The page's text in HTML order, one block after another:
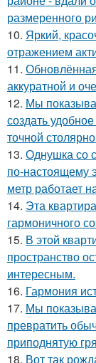
размеренного
10. Яркий,
отражением
11.
аккуратной и
12. Мы
создать
точной
13. Однушка со
по-настоящему
метр работает
14. Эта
гармоничного
15. В этой
пространство
интересным.
16. Гармония
17. Мы
превратить
приподнятую
18. Вот так